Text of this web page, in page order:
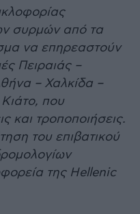
συρμών από τα
να επηρεαστούν
Πειραιάς –
– Χαλκίδα –
που
και τροποποιήσεις.
του επιβατικού
της Hellenic